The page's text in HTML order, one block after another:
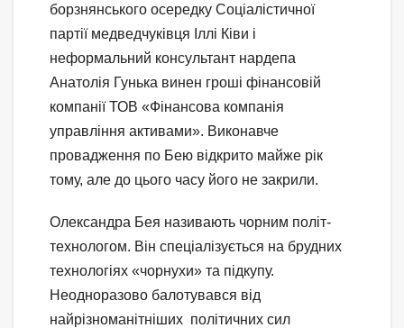
борзнянського осередку Соціалістичної
партії медведчуківця Іллі Ківи і
неформальний консультант нардепа
Анатолія Гунька винен гроші фінансовій
компанії ТОВ «Фінансова компанія
управління активами». Виконавче
провадження по Бею відкрито майже рік
тому, але до цього часу його не закрили.
Олександра Бея називають чорним політ-
технологом. Він спеціалізується на брудних
технологіях «чорнухи» та підкупу.
Неодноразово балотувався від
найрізноманітніших політичних сил